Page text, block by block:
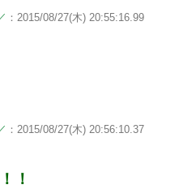
：2015/08/27(木) 20:55:16.99
：2015/08/27(木) 20:56:10.37
！